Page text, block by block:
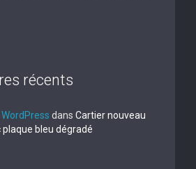
récents
dans Cartier nouveau
bleu dégradé